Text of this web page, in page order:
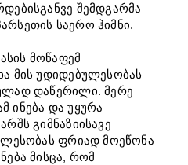
შემდგარმა
საერო ჰიმნი.
მოწაფემ
მის უდიდებულესობას
დაწერილი. მერე
ინება და უყურა
გიმნაზიისავე
ფრიად მოეწონა
მისცა, რომ